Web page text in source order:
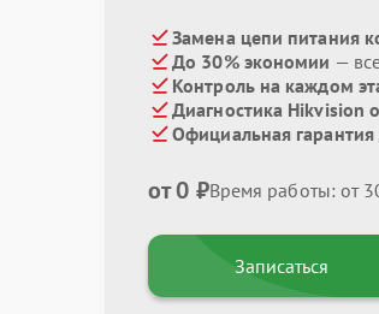
Замена цепи питания
До 30% экономии —
Контроль на каждом
Диагностика Hikvision
Официальная
от 0 ₽Время работы: от
Записаться